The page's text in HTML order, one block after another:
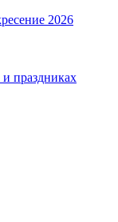
2026
праздниках